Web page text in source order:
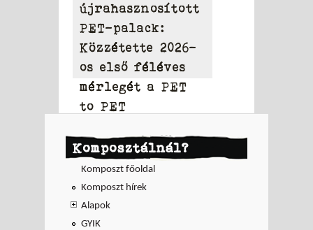
újrahasznosított
PET-palack:
Közzétette 2026-
os első féléves
mérlegét a PET
to PET
Komposztálnál?
Komposzt főoldal
Komposzt hírek
Alapok
GYIK